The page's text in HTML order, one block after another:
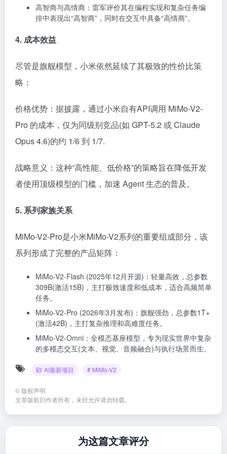
高智商与高情商：雷军评价其在编程实现和复杂任务编
排中表现出“高智商”，同时在交互中具备“高情商”。
4. 成本效益
尽管是旗舰模型，小米依然延续了其极致的性价比策
略：
价格优势：据披露，通过小米自有API调用 MiMo-V2-
Pro 的成本，仅为同级别竞品(如 GPT-5.2 或 Claude
Opus 4.6)的约 1/6 到 1/7.
战略意义：这种“高性能、低价格”的策略旨在降低开发
者使用顶级模型的门槛，加速 Agent 生态的普及。
5. 系列家族关系
MiMo-V2-Pro是小米MiMo-V2系列的重要组成部分，该
系列形成了完整的产品矩阵：
MiMo-V2-Flash (2025年12月开源)：轻量高效，总参数
309B(激活15B)，主打极致速度和低成本，适合高频简单
任务。
MiMo-V2-Pro (2026年3月发布)：旗舰强劲，总参数1T+
(激活42B)，主打复杂推理和高难度任务。
MiMo-V2-Omni：全模态基座模型，专为现实世界中复杂
的多模态交互(文本、视觉、音频融合)与执行场景而生。
AI最新项目 # MiMo-V2
© 版权声明
文章版权归作者所有，未经允许请勿转载。
为这篇文章评分